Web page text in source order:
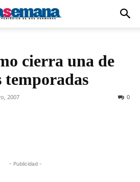
cierra una de
temporadas
2007 0
- Publicidad -